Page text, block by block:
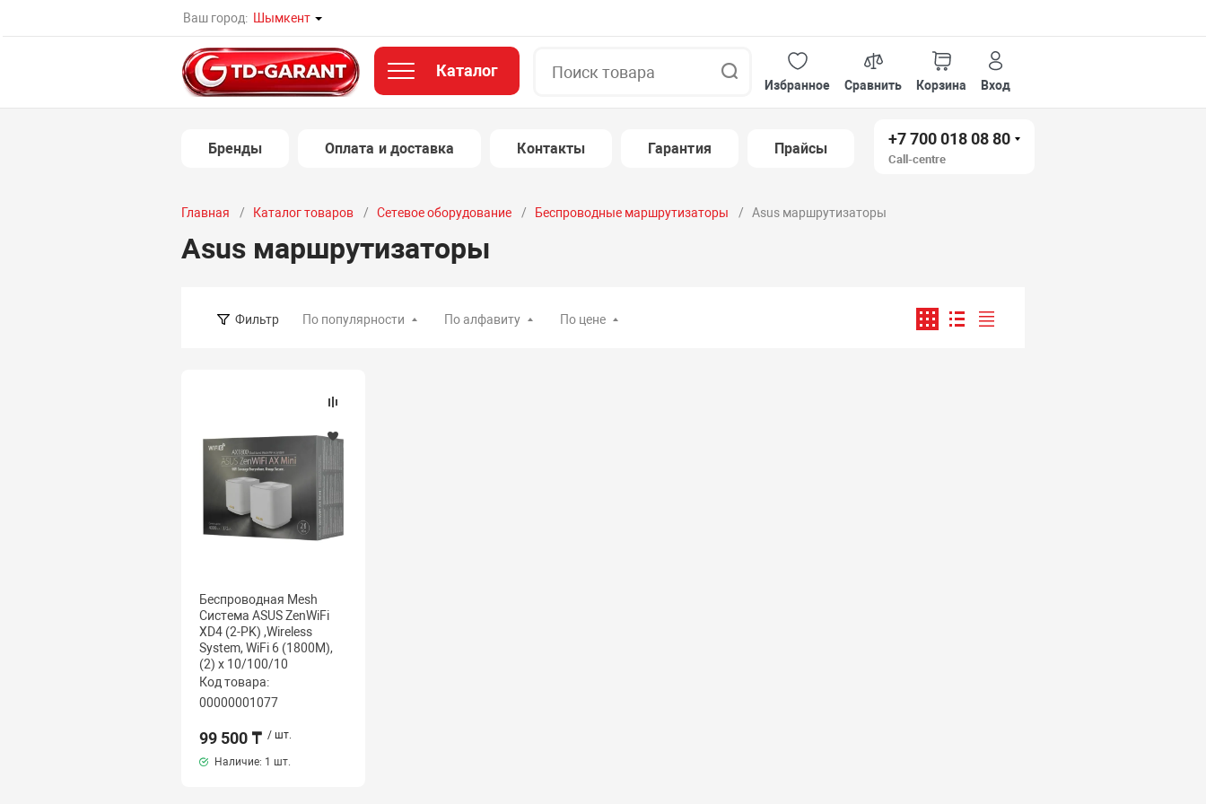
Ваш город: Шымкент
Каталог
Избранное
Сравнить Корзина Вход
Бренды Оплата и доставка Контакты Гарантия Прайсы
+7 700 018 08 80
Call-centre
Главная Каталог товаров Сетевое оборудование Беспроводные маршрутизаторы Asus маршрутизаторы
Asus маршрутизаторы
Фильтр По популярности По алфавиту По цене
Беспроводная Mesh
Система ASUS ZenWiFi
XD4 (2-PK) ,Wireless
System, WiFi 6 (1800M),
(2) x 10/100/10
Код товара:
00000001077
99 500 ₸ / шт.
Наличие: 1 шт.